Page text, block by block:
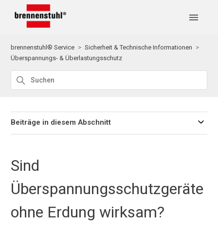
brennenstuhl® Service
Sicherheit & Technische Informationen
Überspannungs- & Überlastungsschutz
Beiträge in diesem Abschnitt
Sind
Überspannungsschutzgeräte
ohne Erdung wirksam?